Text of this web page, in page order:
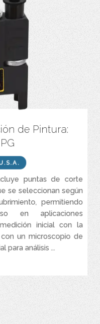
de Pintura:
puntas de corte
se seleccionan según
permitiendo
en aplicaciones
inicial con la
un microscopio de
para análisis ...
con porta-puntas de
aloja hasta cuatro puntas.
imperiales y métricas.
al NIST incluido.
ASTM D4138, JIS K 5600-
1-7 y NF T30-123 .